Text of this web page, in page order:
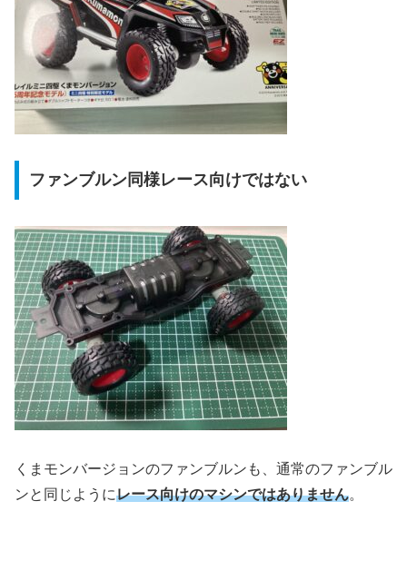
ファンブルン同様レース向けではない
くまモンバージョンのファンブルンも、通常のファンブル
ンと同じようにレース向けのマシンではありません。